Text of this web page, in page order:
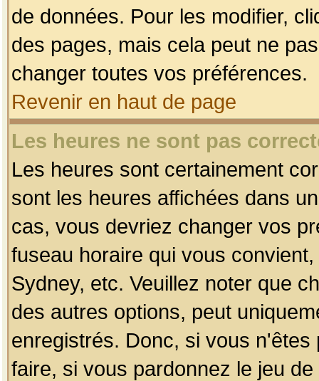
de données. Pour les modifier,
des pages, mais cela peut ne
changer toutes vos préférences.
Revenir en haut de page
Les heures ne sont pas
Les heures sont certainement
sont les heures affichées dans
cas, vous devriez changer vos
fuseau horaire qui vous
Sydney, etc. Veuillez noter que
des autres options, peut
enregistrés. Donc, si vous
faire, si vous pardonnez le jeu